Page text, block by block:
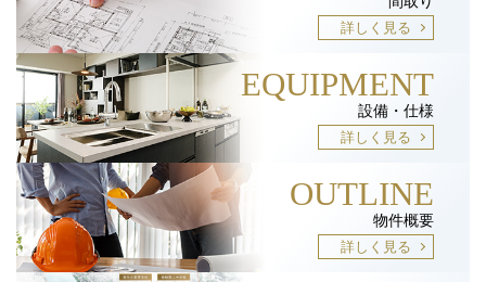
詳しく見る
EQUIPMENT
設備・仕様
詳しく見る
OUTLINE
物件概要
詳しく見る